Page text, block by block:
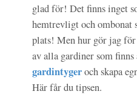
glad för! Det finns inget
hemtrevligt och ombonat
plats! Men hur gör jag
av alla gardiner som
gardintygeroch skapa
Här får du tipsen.